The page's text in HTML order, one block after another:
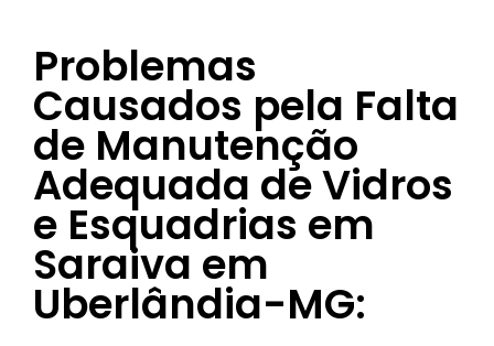
Problemas
Causados pela Falta
de Manutenção
Adequada de Vidros
e Esquadrias em
Saraiva em
Uberlândia-MG: